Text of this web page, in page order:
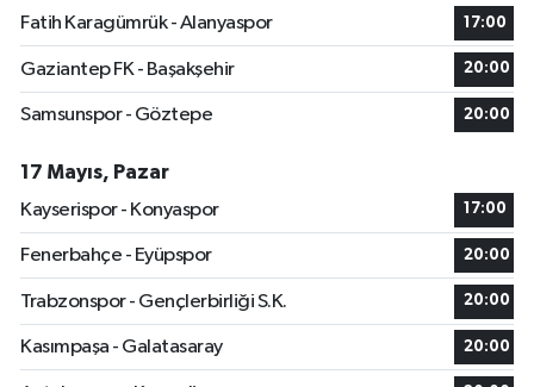
Fatih Karagümrük - Alanyaspor
17:00
Gaziantep FK - Başakşehir 20:00
Samsunspor - Göztepe 20:00
17 Mayıs, Pazar
Kayserispor - Konyaspor
17:00
Fenerbahçe - Eyüpspor 20:00
Trabzonspor - Gençlerbirliği S.K. 20:00
Kasımpaşa - Galatasaray 20:00